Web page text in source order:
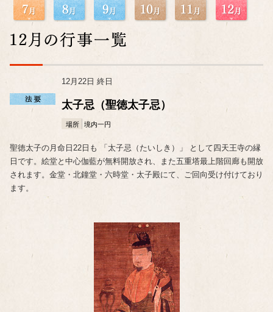
12月22日 終日
太子忌（聖徳太子忌）
場所 境内一円
聖徳太子の月命日22日も 「太子忌（たいしき）」 として四天王寺の縁
日です。絵堂と中心伽藍が無料開放され、また五重塔最上階回廊も開放
されます。金堂・北鐘堂・六時堂・太子殿にて、ご回向受け付けており
ます。